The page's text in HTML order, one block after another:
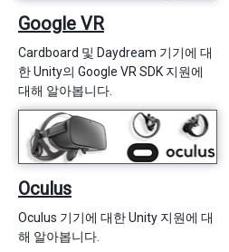
Google VR
Cardboard 및 Daydream 기기에 대
한 Unity의 Google VR SDK 지원에
대해 알아봅니다.
Oculus
Oculus 기기에 대한 Unity 지원에 대
해 알아봅니다.